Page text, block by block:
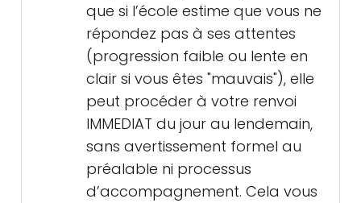
que si l’école estime que vous ne
répondez pas à ses attentes
(progression faible ou lente en
clair si vous êtes "mauvais"), elle
peut procéder à votre renvoi
IMMEDIAT du jour au lendemain,
sans avertissement formel au
préalable ni processus
d’accompagnement. Cela vous